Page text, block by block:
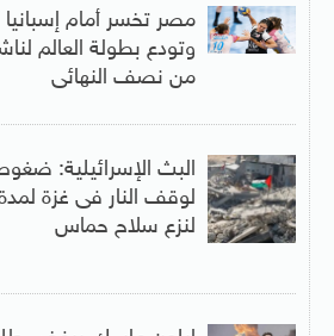
وتودع بطولة العالم
من نصف النهائى
البث الإسرائيلية:
لوقف النار فى غزة
لنزع سلاح حماس